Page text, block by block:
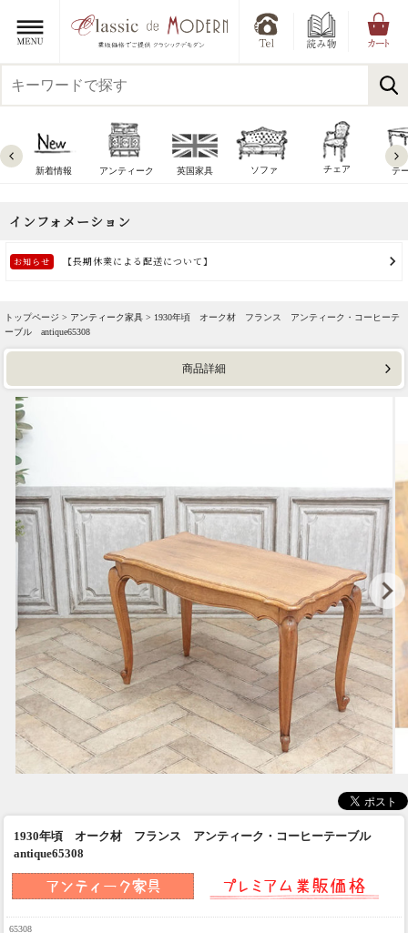
新着情報 アンティーク 英国家具 ソファ チェア テ
トップページ > アンティーク家具 > 1930年頃 オーク材 フランス アンティーク・コーヒーテ
ーブル antique65308
商品詳細
1930年頃 オーク材 フランス アンティーク・コーヒーテーブル
antique65308
65308